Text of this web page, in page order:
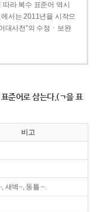
라 복수 표준어 역시
서는 2011년을 시작으
대사전”의 수정ㆍ보완
준어로 삼는다.(ㄱ을 표
비고
새벽~, 동틀 ~.